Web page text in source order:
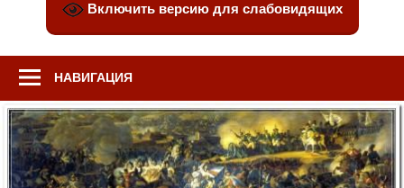
Включить версию для слабовидящих
НАВИГАЦИЯ